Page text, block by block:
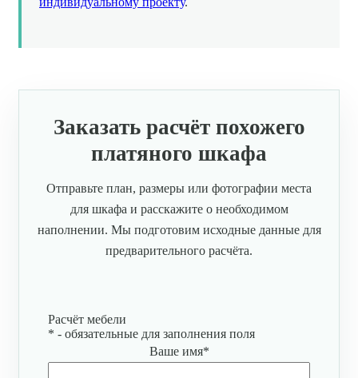
Заказать расчёт похожего
платяного шкафа
Отправьте план, размеры или фотографии места
для шкафа и расскажите о необходимом
наполнении. Мы подготовим исходные данные для
предварительного расчёта.
Расчёт мебели
* - обязательные для заполнения поля
Ваше имя*